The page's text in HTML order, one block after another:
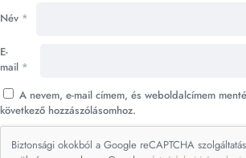
Név *
E-
mail *
A nevem, e-mail címem, és weboldalcímem
következő hozzászólásomhoz.
Biztonsági okokból a Google reCAPTCHA